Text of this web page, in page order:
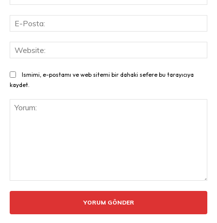
Ismimi, e-postamı ve web sitemi bir dahaki sefere bu tarayıcıya
kaydet.